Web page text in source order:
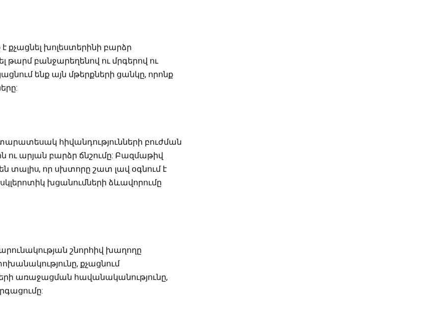
խոլեստերինի բարձր
թարմ բանջարեղենով ու մրգերով ու
ենք այն մթերքների ցանկը, որոնք
հիվանդությունների բուժման
ու արյան բարձր ճնշումը: Բազմաթիվ
տալիս, որ սխտորը շատ լավ օգնում է
խցանումների ձևավորումը
շնորհիվ խաղողը
քչացնում
առաջացման հավանականությունը,